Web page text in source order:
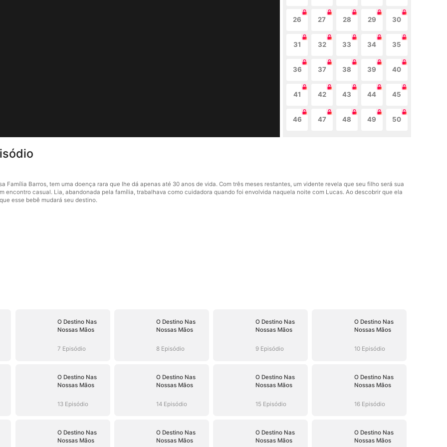
26 27 28 29 30
31 32 33 34 35
36 37 38 39 40
41 42 43 44 45
46 47 48 49 50
Família Barros, tem uma doença rara que lhe dá apenas até 30 anos de vida. Com três meses restantes, um vidente revela que seu filho será sua
encontro casual. Lia, abandonada pela família, trabalhava como cuidadora quando foi envolvida naquela noite com Lucas. Ao descobrir que ela
esse bebê mudará seu destino.
O Destino Nas
Nossas Mãos
7 Episódio
O Destino Nas
Nossas Mãos
8 Episódio
O Destino Nas
Nossas Mãos
9 Episódio
O Destino Nas
Nossas Mãos
10 Episódio
O Destino Nas
Nossas Mãos
13 Episódio
O Destino Nas
Nossas Mãos
14 Episódio
O Destino Nas
Nossas Mãos
15 Episódio
O Destino Nas
Nossas Mãos
16 Episódio
O Destino Nas
Nossas Mãos
O Destino Nas
Nossas Mãos
O Destino Nas
Nossas Mãos
O Destino Nas
Nossas Mãos